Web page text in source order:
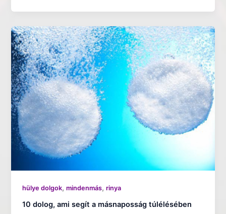
hülye dolgok,mindenmás,rinya
10 dolog, ami segít a másnaposság túlélésében